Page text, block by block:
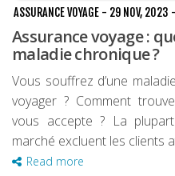
ASSURANCE VOYAGE - 29 NOV, 2023 -
Assurance voyage :
maladie chronique ?
Vous souffrez d’une
voyager ? Comment
vous accepte ? La
marché excluent les clients
Read more